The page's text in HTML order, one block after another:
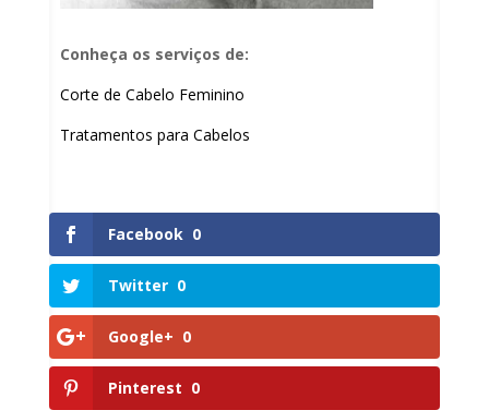
Conheça os serviços de:
Corte de Cabelo Feminino
Tratamentos para Cabelos
Facebook 0
Twitter 0
Google+ 0
Pinterest 0